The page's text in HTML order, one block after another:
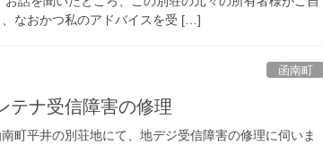
なおかつ私のアドバイスを受 […]
函南町
ナ受信障害の修理
町平井の別荘地にて、地デジ受信障害の修理に伺いま